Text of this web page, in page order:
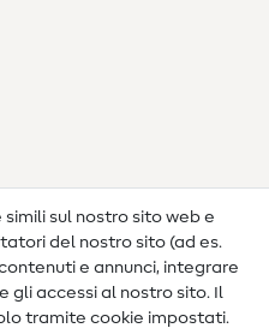
sul nostro sito web e
del nostro sito (ad es.
e annunci, integrare
gli accessi al nostro sito. Il
tramite cookie impostati.